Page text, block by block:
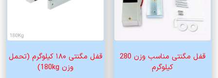
قفل مگنتی مناسب وزن 280
کیلوگرم
قفل مگنتی ۱۸۰ کیلوگرم (تحمل
وزن 180kg)